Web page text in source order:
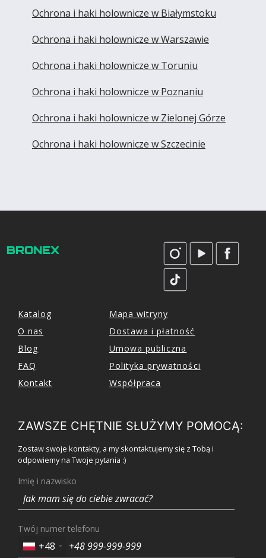
Ochrona i haki holownicze w Białymstoku
Ochrona i haki holownicze w Warszawie
Ochrona i haki holownicze w Toruniu
Ochrona i haki holownicze w Poznaniu
Ochrona i haki holownicze w Zielonej Górze
Ochrona i haki holownicze w Szczecinie
Katalog
O nas
Blog
FAQ
Kontakt
Mapa witryny
Dostawa i płatność
Umowa publiczna
Polityka prywatności
Współpraca
ZAWSZE CHĘTNIE SŁUŻYMY POMOCĄ:
Zostaw swoje kontakty, a my skontaktujemy się z Tobą i
odpowiemy na Twoje pytania :)
Imię i nazwisko
Twój numer telefonu
+48